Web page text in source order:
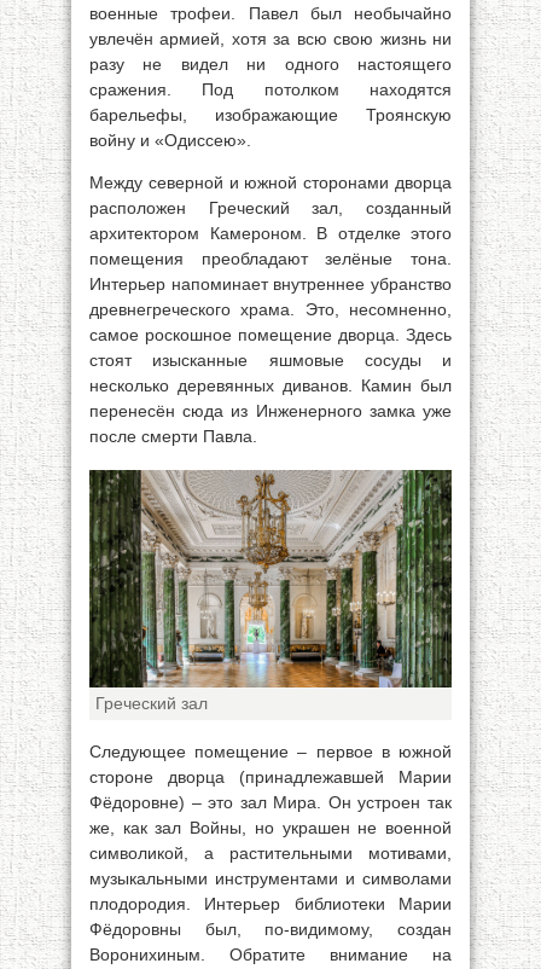
военные трофеи. Павел был необычайно
увлечён армией, хотя за всю свою жизнь ни
разу не видел ни одного настоящего
сражения. Под потолком находятся
барельефы, изображающие Троянскую
войну и «Одиссею».
Между северной и южной сторонами дворца
расположен Греческий зал, созданный
архитектором Камероном. В отделке этого
помещения преобладают зелёные тона.
Интерьер напоминает внутреннее убранство
древнегреческого храма. Это, несомненно,
самое роскошное помещение дворца. Здесь
стоят изысканные яшмовые сосуды и
несколько деревянных диванов. Камин был
перенесён сюда из Инженерного замка уже
после смерти Павла.
Греческий зал
Следующее помещение – первое в южной
стороне дворца (принадлежавшей Марии
Фёдоровне) – это зал Мира. Он устроен так
же, как зал Войны, но украшен не военной
символикой, а растительными мотивами,
музыкальными инструментами и символами
плодородия. Интерьер библиотеки Марии
Фёдоровны был, по-видимому, создан
Воронихиным. Обратите внимание на